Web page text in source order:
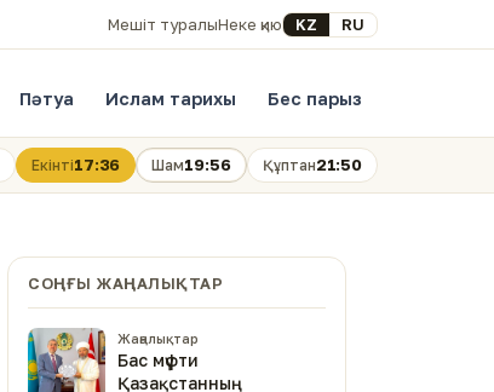
Мешіт туралыНеке қиюSelect your language
KZ RU
Пәтуа Ислам тарихы Бес парыз
Екінті17:36 Шам19:56 Құптан21:50
СОҢҒЫ ЖАҢАЛЫҚТАР
Жаңалықтар
Бас мүфти
Қазақстанның